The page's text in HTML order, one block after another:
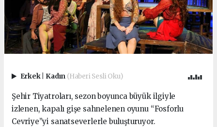
Erkek Kadın (Haberi Sesli Oku)
Şehir Tiyatroları, sezon boyunca büyük ilgiyle
izlenen, kapalı gişe sahnelenen oyunu “Fosforlu
Cevriye”yi sanatseverlerle buluşturuyor.